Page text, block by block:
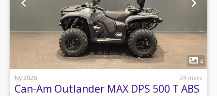
1
4
Ny 2026
24 mars
Can-Am Outlander MAX DPS 500 T ABS